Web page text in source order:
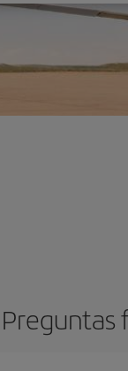
Preguntas